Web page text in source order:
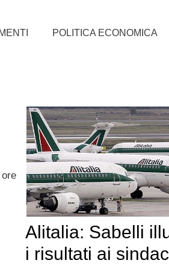
POLITICA ECONOMICA
Alitalia: Sabelli
i risultati ai